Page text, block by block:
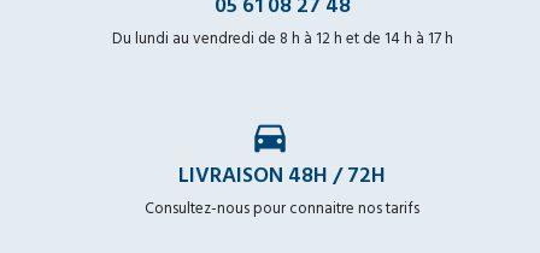
Du lundi au vendredi de 8 h à 12 h et de 14 h à 17 h
time_to_leave
LIVRAISON 48H / 72H
Consultez-nous pour connaitre nos tarifs